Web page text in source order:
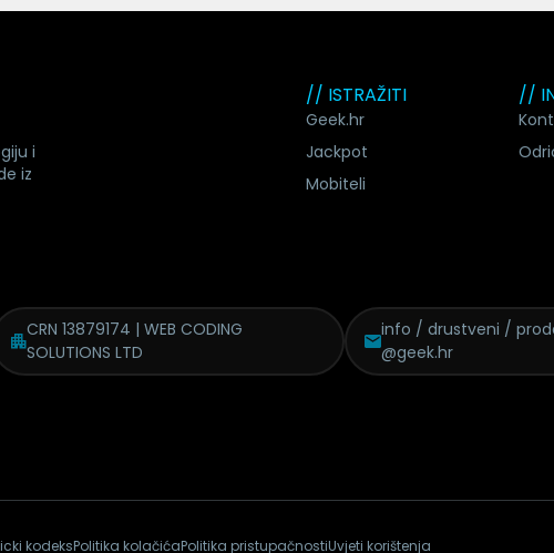
// ISTRAŽITI
Geek.hr
Jackpot
Mobiteli
//
i
iz
CRN 13879174 | WEB CODING
SOLUTIONS LTD
info / drustveni /
@geek.hr
kodeksPolitika kolačićaPolitika pristupačnostiUvjeti korištenja